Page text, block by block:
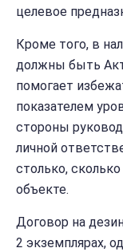
целевое
Кроме того, в
должны быть
помогает
показателем
стороны
личной
столько,
объекте.
Договор на
2 экземплярах,